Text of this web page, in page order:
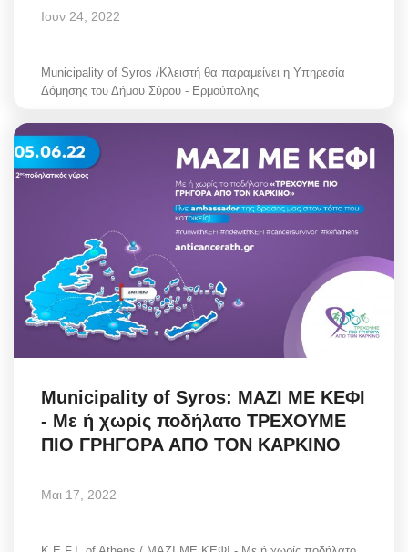
Ιουν 24, 2022
Municipality of Syros /Κλειστή θα παραμείνει η Υπηρεσία
Δόμησης του Δήμου Σύρου - Ερμούπολης
Municipality of Syros: ΜΑΖΙ ΜΕ ΚΕΦΙ
- Με ή χωρίς ποδήλατο ΤΡΕΧΟΥΜΕ
ΠΙΟ ΓΡΗΓΟΡΑ ΑΠΟ ΤΟΝ ΚΑΡΚΙΝΟ
Μαι 17, 2022